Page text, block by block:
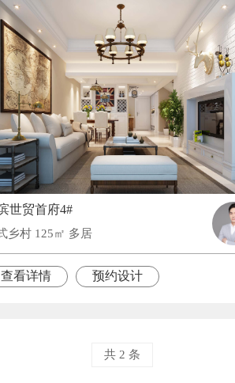
世贸首府4#
乡村 125㎡ 多居
查看详情 预约设计
共 2 条